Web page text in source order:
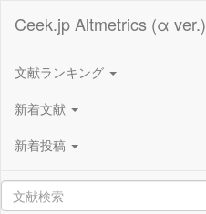
Ceek.jp Altmetrics (α ver.)
文献ランキング
新着文献
新着投稿